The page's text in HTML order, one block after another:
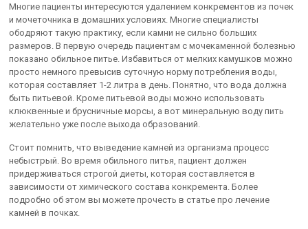
Многие пациенты интересуются удалением конкрементов из почек
и мочеточника в домашних условиях. Многие специалисты
ободряют такую практику, если камни не сильно больших
размеров. В первую очередь пациентам с мочекаменной болезнью
показано обильное питье. Избавиться от мелких камушков можно
просто немного превысив суточную норму потребления воды,
которая составляет 1-2 литра в день. Понятно, что вода должна
быть питьевой. Кроме питьевой воды можно использовать
клюквенные и брусничные морсы, а вот минеральную воду пить
желательно уже после выхода образований.
Стоит помнить, что выведение камней из организма процесс
небыстрый. Во время обильного питья, пациент должен
придерживаться строгой диеты, которая составляется в
зависимости от химического состава конкремента. Более
подробно об этом вы можете прочесть в статье про лечение
камней в почках.